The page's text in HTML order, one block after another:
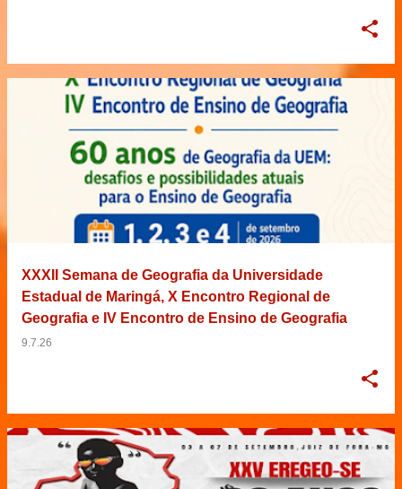
XXXII Semana de Geografia da Universidade
Estadual de Maringá, X Encontro Regional de
Geografia e IV Encontro de Ensino de Geografia
9.7.26